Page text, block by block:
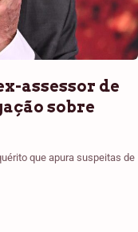
assessor de
sobre
que apura suspeitas de